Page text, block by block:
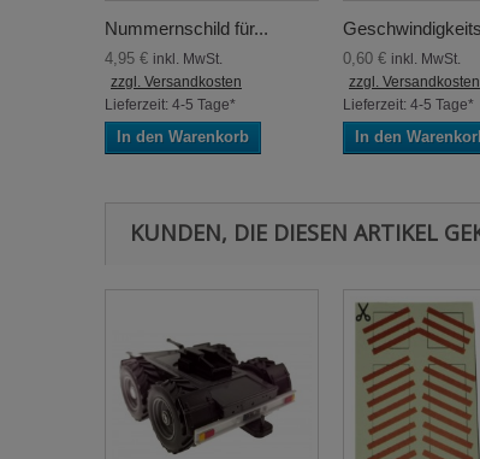
Nummernschild für...
4,95 € inkl. MwSt.
zzgl. Versandkosten
Lieferzeit: 4-5 Tage*
In den Warenkorb
0,60 € inkl. MwSt.
zzgl. Versandkosten
Lieferzeit: 4-5 Tage*
In den
KUNDEN, DIE DIESEN ARTIKEL